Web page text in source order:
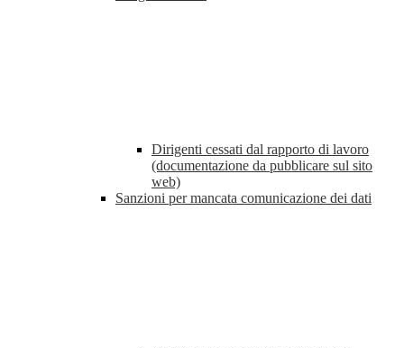
Dirigenti cessati dal rapporto di lavoro
(documentazione da pubblicare sul sito
web)
Sanzioni per mancata comunicazione dei dati